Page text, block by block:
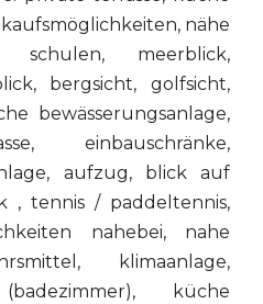
nähe
schulen, meerblick,
bergsicht, golfsicht,
bewässerungsanlage,
einbauschränke,
aufzug, blick auf
, tennis / paddeltennis,
nahebei, nahe
klimaanlage,
küche